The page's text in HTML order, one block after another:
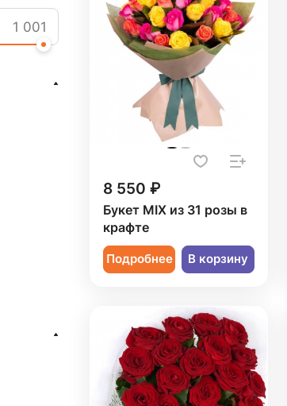
8 550 ₽
Букет MIX из 31 розы в
крафте
Подробнее В корзину